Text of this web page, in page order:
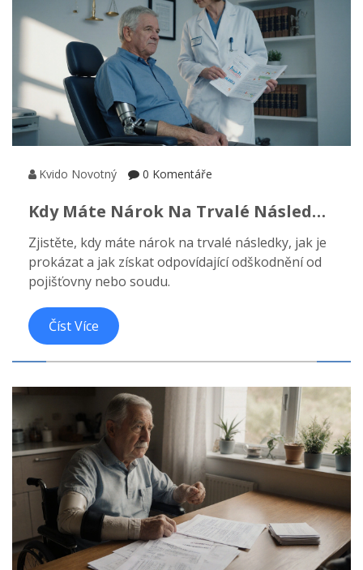
Kvido Novotný 0 Komentáře
Kdy Máte Nárok Na Trvalé Následky
Zjistěte, kdy máte nárok na trvalé následky, jak je
prokázat a jak získat odpovídající odškodnění od
pojišťovny nebo soudu.
Číst Více